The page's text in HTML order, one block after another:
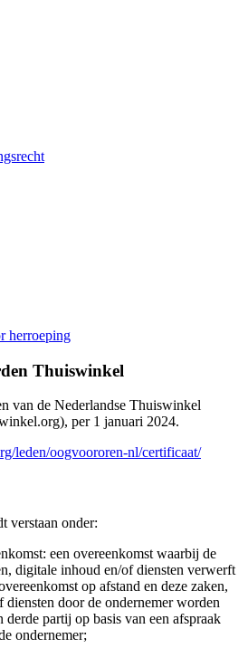
herroeping
Thuiswinkel
van de Nederlandse Thuiswinkel
per 1 januari 2024.
leden/oogvoororen-nl/certificaat/
verstaan onder:
een overeenkomst waarbij de
digitale inhoud en/of diensten verwerft
op afstand en deze zaken,
door de ondernemer worden
derde partij op basis van een afspraak
ondernemer;